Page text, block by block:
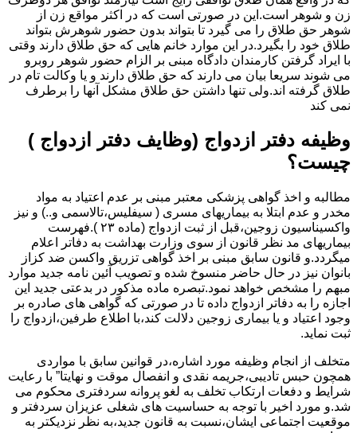
زن و شوهر است.این در صورتی است که در اکثر مواقع زن از
شوهر حق طلاق را می گیرد تا بتواند بدون حضور شوهرش بتواند
طلاق خود را بگیرد.در این موارد خانم هایی که حق طلاق دارند وقتی
با ایراد گرفتن کارمندان دادگاه مبنی بر الزام حضور شوهر روبرو
می شوند سریعا بیان می دارند که حق طلاق دارند و یا وکالت تام در
طلاق گرفته اند.ولی تنها داشتن حق طلاق مشکل آنها را برطرف
نمی کند
وظیفه دفتر ازدواج (وظایف دفتر ازدواج )
چیست؟
مطالبه و اخذ گواهی پزشکی معتبر مبنی بر عدم اعتیاد به مواد
مخدر و عدم ابتلا به بیماریهای مسری ( سیفلیس،تالاسمی و..) و نیز
واکسیناسیون زوجین،قبل از ثبت ازدواج (ماده ۲۳ ).فهرست
بیماریهای مد نظر قانون از سوی وزارت بهداشت به دفاتر اعلام
میگردد.و قانون سابق مبنی بر اخذ گواهی تزریق واکسن ضد کزاز
بانوان نیز در حال حاضر منسوخ شده و تصویب آئین نامه جدید موارد
مبهم را مشخص خواهد نمود.تبصره ماده مذکور در بدعتی جدید این
اجازه را به دفاتر ازدواج داده تا در صورتی که گواهی های صادره بر
وجود اعتیاد و یا بیماری زوجین دلالت کند،با اطلاع طرفین،ازدواج را
ثبت نماید.
متخلف از انجام وظیفه مورد اشاره،در قوانین سابق با مواردی
همچون حبس تادیبی،جریمه نقدی و انفصال موقت و نهایتا” با رعایت
شرایط و دفعات ارتکاب تخلف به لغو پروانه سردفتری محکوم می
شد.و مورد اخیر با توجه به حساسیت های شغلی عزیزان سردفتر و
موقعیت اجتماعی ایشان،نسبت به قانون جدید،به نظر نزدیکتر به